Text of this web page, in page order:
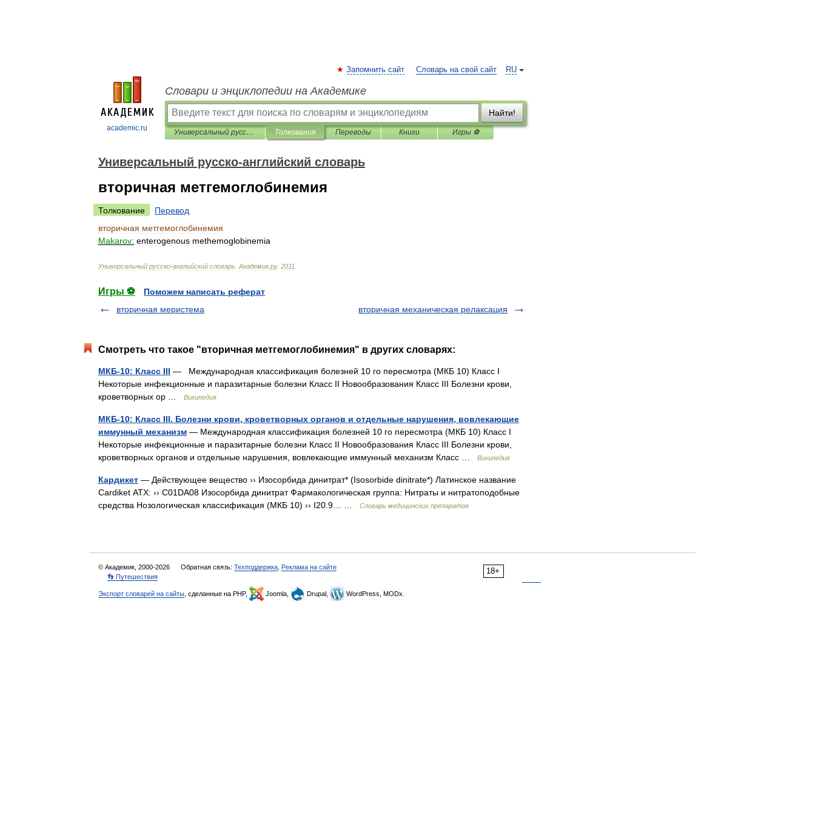
academic.ru
RU
Запомнить сайт Словарь на свой сайт
Словари и энциклопедии на Академике
Найти!
Универсальный русско-английский словарь Толкования Переводы Книги Игры ⚽
Универсальный русско-английский словарь
вторичная метгемоглобинемия
Толкование
Перевод
вторичная метгемоглобинемия
Makarov: enterogenous methemoglobinemia
Универсальный русско-английский словарь Академик.ру. 2011
Игры ⚽
Поможем написать реферат
вторичная меристема
вторичная механическая релаксация
Смотреть что такое "вторичная метгемоглобинемия" в других словарях:
МКБ-10: Класс III — Международная классификация болезней 10 го пересмотра (МКБ 10) Класс I
Некоторые инфекционные и паразитарные болезни Класс II Новообразования Класс III Болезни крови,
кроветворных ор …
Википедия
МКБ-10: Класс III. Болезни крови, кроветворных органов и отдельные нарушения, вовлекающие
иммунный механизм — Международная классификация болезней 10 го пересмотра (МКБ 10) Класс I
Некоторые инфекционные и паразитарные болезни Класс II Новообразования Класс III Болезни крови,
кроветворных органов и отдельные нарушения, вовлекающие иммунный механизм Класс …
Википедия
Кардикет — Действующее вещество ›› Изосорбида динитрат* (Isosorbide dinitrate*) Латинское название
Cardiket АТХ: ›› C01DA08 Изосорбида динитрат Фармакологическая группа: Нитраты и нитратоподобные
средства Нозологическая классификация (МКБ 10) ›› I20.9… …
Словарь медицинских препаратов
18+
© Академик, 2000-2026 Обратная связь: Техподдержка Реклама на сайте
👣 Путешествия
Экспорт словарей на сайты , сделанные на PHP, Joomla, Drupal, WordPress, MODx.